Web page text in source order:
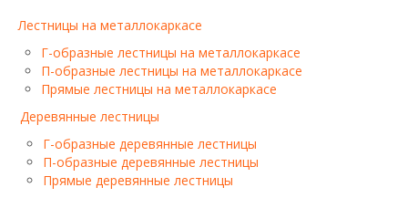
Лестницы на металлокаркасе
Г-образные лестницы на металлокаркасе
П-образные лестницы на металлокаркасе
Прямые лестницы на металлокаркасе
Деревянные лестницы
Г-образные деревянные лестницы
П-образные деревянные лестницы
Прямые деревянные лестницы